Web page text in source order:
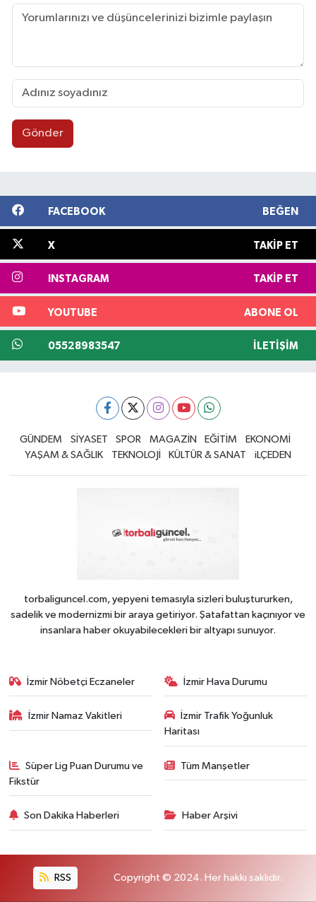
Gönder
FACEBOOK BEĞEN
X TAKIP ET
INSTAGRAM TAKIP ET
YOUTUBE ABONE OL
05528983547 İLETIŞIM
GÜNDEM SİYASET SPOR MAGAZİN EĞİTİM
EKONOMİ
YAŞAM & SAĞLIK
TEKNOLOJİ KÜLTÜR & SANAT iLÇEDEN
torbaliguncel.com, yepyeni temasıyla sizleri buluştururken,
sadelik ve modernizmi bir araya getiriyor. Şatafattan kaçınıyor ve
insanlara haber okuyabilecekleri bir altyapı sunuyor.
İzmir Nöbetçi Eczaneler İzmir Hava Durumu
İzmir Namaz Vakitleri
İzmir Trafik Yoğunluk
Haritası
Süper Lig Puan Durumu ve
Fikstür
Tüm Manşetler
Son Dakika Haberleri Haber Arşivi
RSS Copyright © 2024. Her hakkı saklıdır.